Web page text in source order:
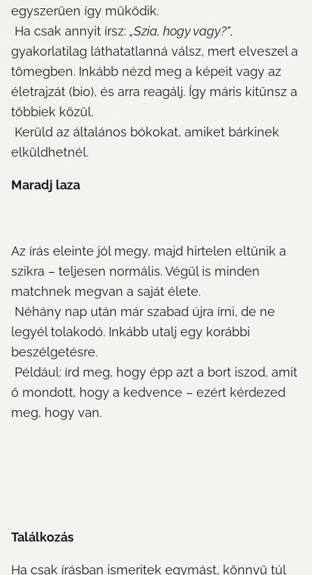
egyszerűen így működik.
Ha csak annyit írsz: „Szia, hogy vagy?”,
gyakorlatilag láthatatlanná válsz, mert elveszel a
tömegben. Inkább nézd meg a képeit vagy az
életrajzát (bio), és arra reagálj. Így máris kitűnsz a
többiek közül.
elküldhetnél.
Maradj laza
Az írás eleinte jól megy, majd hirtelen eltűnik a
szikra – teljesen normális. Végül is minden
matchnek megvan a saját élete.
legyél tolakodó. Inkább utalj egy korábbi
beszélgetésre.
ő mondott, hogy a kedvence – ezért kérdezed
meg, hogy van.
Találkozás
Ha csak írásban ismeritek egymást, könnyű túl